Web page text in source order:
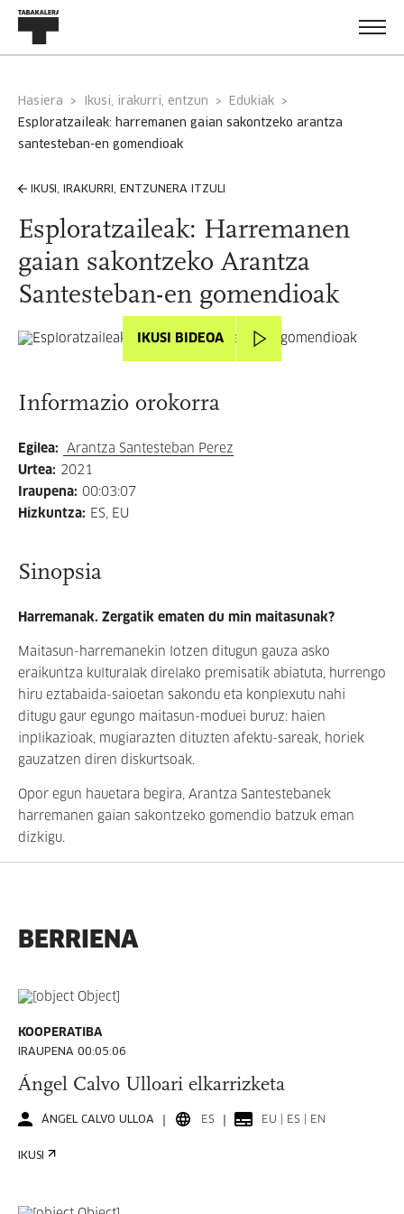
Hasiera Ikusi, irakurri, entzun
Edukiak
esploratzaileak: harremanen gaian sakontzeko arantza
santesteban-en gomendioak
IKUSI, IRAKURRI, ENTZUNERA ITZULI
Esploratzaileak: Harremanen
gaian sakontzeko Arantza
Santesteban-en gomendioak
IKUSI BIDEOA
Informazio orokorra
Egilea:
Arantza Santesteban Perez
Urtea: 2021
Iraupena: 00:03:07
Hizkuntza: ES, EU
Sinopsia
Harremanak. Zergatik ematen du min maitasunak?
Maitasun-harremanekin lotzen ditugun gauza asko
eraikuntza kulturalak direlako premisatik abiatuta, hurrengo
hiru eztabaida-saioetan sakondu eta konplexutu nahi
ditugu gaur egungo maitasun-moduei buruz: haien
inplikazioak, mugiarazten dituzten afektu-sareak, horiek
gauzatzen diren diskurtsoak.
Opor egun hauetara begira, Arantza Santestebanek
harremanen gaian sakontzeko gomendio batzuk eman
dizkigu.
BERRIENA
KOOPERATIBA
IRAUPENA 00:05:06
Ángel Calvo Ulloari elkarrizketa
ÁNGEL CALVO ULLOA ES EU | ES | EN
IKUSI